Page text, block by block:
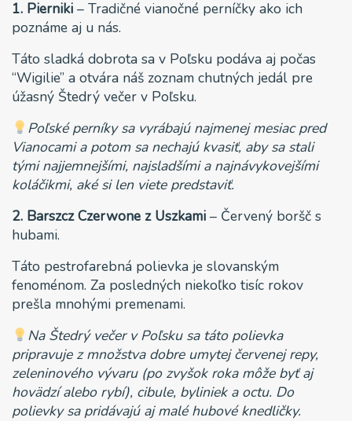
1. Pierniki – Tradičné vianočné perníčky ako ich
poznáme aj u nás.
Táto sladká dobrota sa v Poľsku podáva aj počas
“Wigilie” a otvára náš zoznam chutných jedál pre
úžasný Štedrý večer v Poľsku.
Poľské perníky sa vyrábajú najmenej mesiac pred
Vianocami a potom sa nechajú kvasiť, aby sa stali
tými najjemnejšími, najsladšími a najnávykovejšími
koláčikmi, aké si len viete predstaviť.
2. Barszcz Czerwone z Uszkami – Červený boršč s
hubami.
Táto pestrofarebná polievka je slovanským
fenoménom. Za posledných niekoľko tisíc rokov
prešla mnohými premenami.
Na Štedrý večer v Poľsku sa táto polievka
pripravuje z množstva dobre umytej červenej repy,
zeleninového vývaru (po zvyšok roka môže byť aj
hovädzí alebo rybí), cibule, byliniek a octu. Do
polievky sa pridávajú aj malé hubové knedličky.